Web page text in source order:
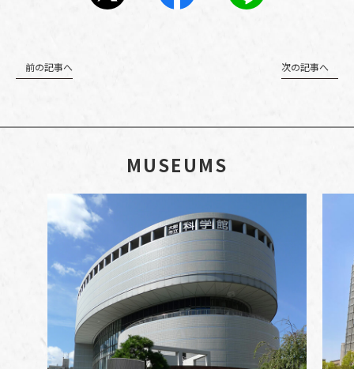
前の記事へ 次の記事へ
MUSEUMS